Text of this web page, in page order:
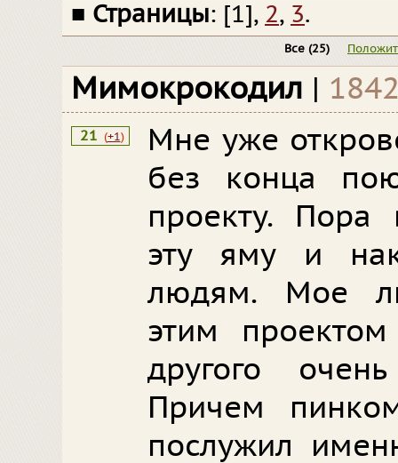
■ Страницы: [1], 2, 3.
Все (25)
Мимокрокодил |
21 (+1)
Мне уже
без конца
проекту. Пора
эту яму и
людям. Мое
этим
другого
Причем
послужил